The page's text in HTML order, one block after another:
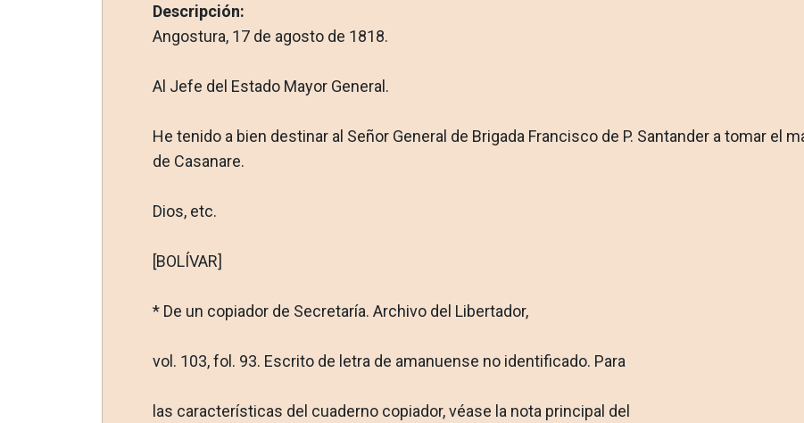
Descripción:
Angostura, 17 de agosto de 1818.
Al Jefe del Estado Mayor General.
He tenido a bien destinar al Señor General de Brigada Fran­cisco de P. Santander a tomar el
de Casanare.
Dios, etc.
[BOLÍVAR]
* De un copiador de Secretaría. Archivo del Libertador,
vol. 103, fol. 93. Escrito de letra de amanuense no identificado. Para
las características del cuaderno copiador, véase la nota principal del